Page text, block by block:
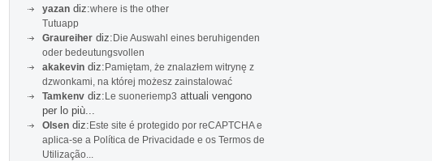
yazan diz:where is the other
Tutuapp
Graureiher diz:Die Auswahl eines beruhigenden
oder bedeutungsvollen
akakevin diz:Pamiętam, że znalazłem witrynę z
dzwonkami, na której możesz zainstalować
Tamkenv diz:Le suoneriemp3 attuali vengono
per lo più...
Olsen diz:Este site é protegido por reCAPTCHA e
aplica-se a Política de Privacidade e os Termos de
Utilização...